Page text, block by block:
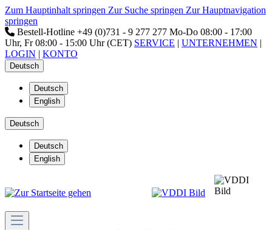
Zum Hauptinhalt springen Zur Suche springen Zur Hauptnavigation
springen
Bestell-Hotline +49 (0)731 - 9 277 277 Mo-Do 08:00 - 17:00
Uhr, Fr 08:00 - 15:00 Uhr (CET) SERVICE | UNTERNEHMEN |
LOGIN | KONTO
Deutsch
Deutsch
English
Deutsch
Deutsch
English